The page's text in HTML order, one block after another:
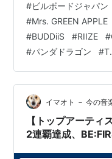
ミング指標において
Songsチャートおよ
未公表)を指標化する
内に52週、アルバム
作品に対し、翌週以
#ビルボードジャパン
#Mrs. GREEN APPLE
#BUDDiiS #RIIZE #
#パンダドラゴン #
イマオト － 今の音
【トップアーテ
2連覇達成、